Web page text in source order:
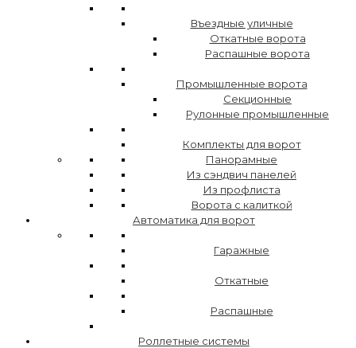
Въездные уличные
Откатные ворота
Распашные ворота
Промышленные ворота
Секционные
Рулонные промышленные
Комплекты для ворот
Панорамные
Из сэндвич панелей
Из профлиста
Ворота с калиткой
Автоматика для ворот
Гаражные
Откатные
Распашные
Роллетные системы